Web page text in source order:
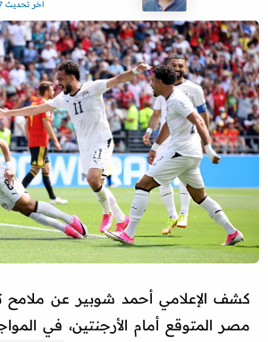
اخر تحديث7 يوليو
كشف الإعلامي أحمد شوبير عن
مصر المتوقع أمام الأرجنتين، في